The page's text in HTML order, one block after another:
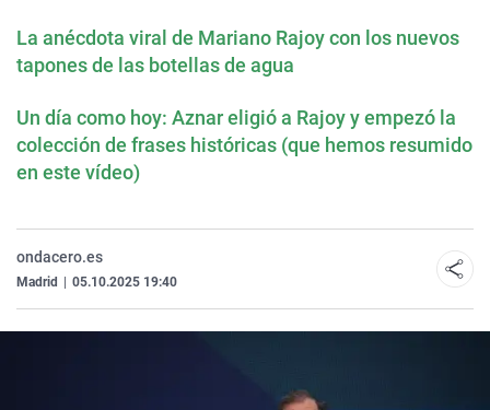
La anécdota viral de Mariano Rajoy con los nuevos
tapones de las botellas de agua
Un día como hoy: Aznar eligió a Rajoy y empezó la
colección de frases históricas (que hemos resumido
en este vídeo)
ondacero.es
Madrid 05.10.2025 19:40